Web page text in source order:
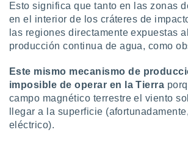
Esto significa que tanto en las zonas
en el interior de los cráteres de
las regiones directamente expuestas
producción continua de agua, como
Este mismo mecanismo de
imposible de operar en la Tierra
campo magnético terrestre el viento
llegar a la superficie
eléctrico).